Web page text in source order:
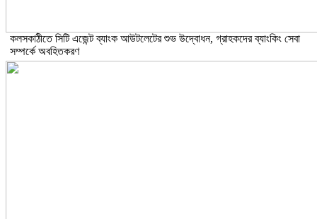
কলসকাঠীতে সিটি এজেন্ট ব্যাংক আউটলেটের শুভ উদ্বোধন, গ্রাহকদের ব্যাংকিং সেবা
সম্পর্কে অবহিতকরণ